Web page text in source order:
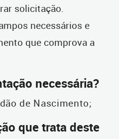
solicitação.
necessários e
que comprova a
necessária?
de Nascimento;
que trata deste